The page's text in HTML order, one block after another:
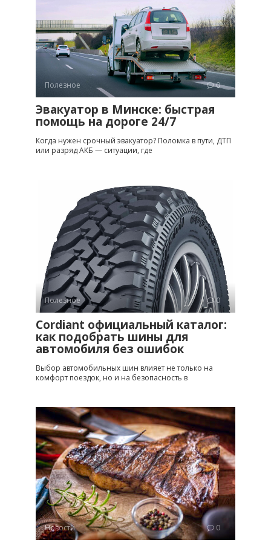
Полезное 0
Эвакуатор в Минске: быстрая
помощь на дороге 24/7
Когда нужен срочный эвакуатор? Поломка в пути, ДТП
или разряд АКБ — ситуации, где
Полезное 0
Cordiant официальный каталог:
как подобрать шины для
автомобиля без ошибок
Выбор автомобильных шин влияет не только на
комфорт поездок, но и на безопасность в
Новости 0